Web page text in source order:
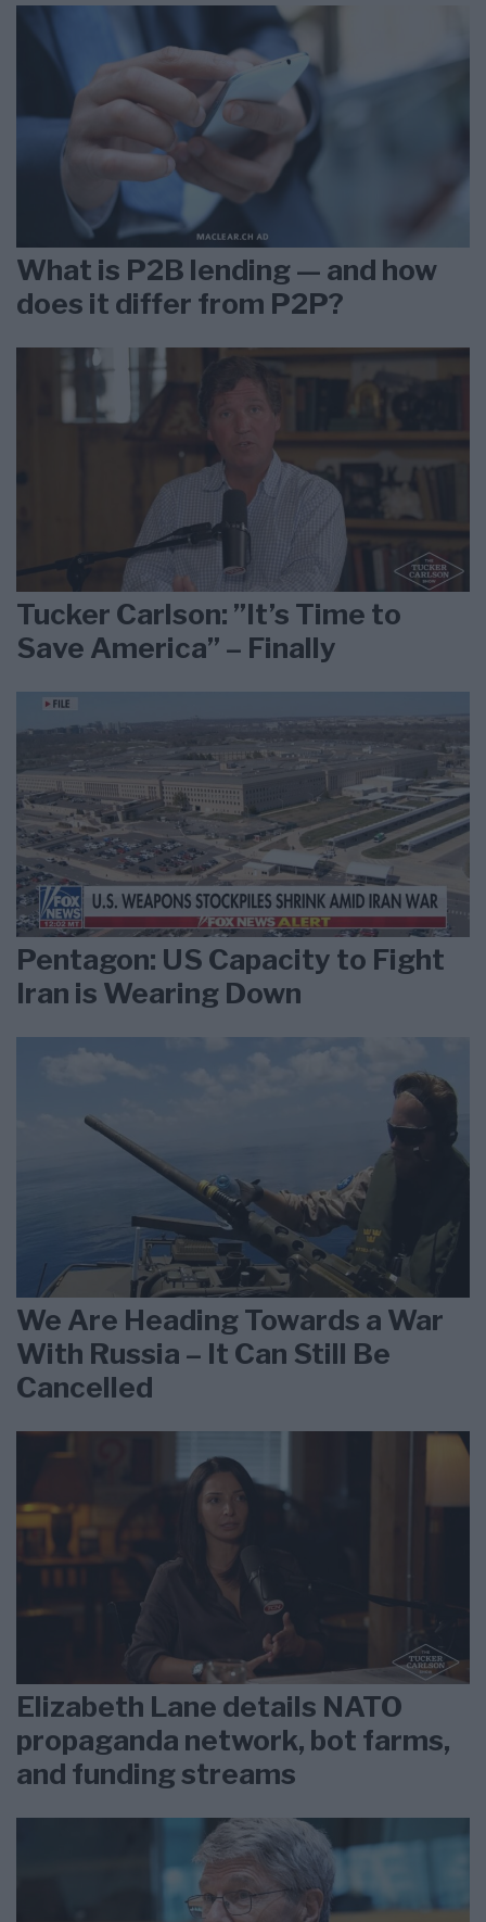
What is P2B lending — and how
does it differ from P2P?
Tucker Carlson: ”It’s Time to
Save America” – Finally
Pentagon: US Capacity to Fight
Iran is Wearing Down
We Are Heading Towards a War
With Russia – It Can Still Be
Cancelled
Elizabeth Lane details NATO
propaganda network, bot farms,
and funding streams